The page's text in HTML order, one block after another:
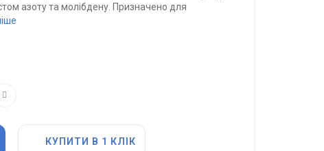
азоту та молібдену. Призначено для
КУПИТИ В 1 КЛІК